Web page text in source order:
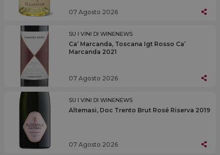
07 Agosto 2026
SU I VINI DI WINENEWS
Ca’ Marcanda, Toscana Igt Rosso Ca’
Marcanda 2021
07 Agosto 2026
SU I VINI DI WINENEWS
Altemasi, Doc Trento Brut Rosé Riserva 2019
07 Agosto 2026